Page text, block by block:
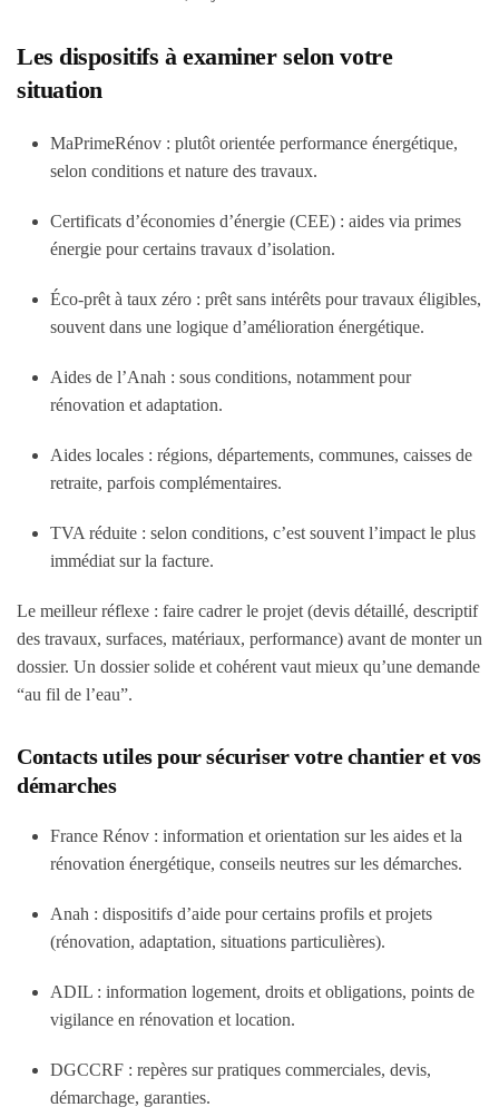
Les dispositifs à examiner selon votre
situation
MaPrimeRénov : plutôt orientée performance énergétique,
selon conditions et nature des travaux.
Certificats d’économies d’énergie (CEE) : aides via primes
énergie pour certains travaux d’isolation.
Éco-prêt à taux zéro : prêt sans intérêts pour travaux éligibles,
souvent dans une logique d’amélioration énergétique.
Aides de l’Anah : sous conditions, notamment pour
rénovation et adaptation.
Aides locales : régions, départements, communes, caisses de
retraite, parfois complémentaires.
TVA réduite : selon conditions, c’est souvent l’impact le plus
immédiat sur la facture.
Le meilleur réflexe : faire cadrer le projet (devis détaillé, descriptif
des travaux, surfaces, matériaux, performance) avant de monter un
dossier. Un dossier solide et cohérent vaut mieux qu’une demande
“au fil de l’eau”.
Contacts utiles pour sécuriser votre chantier et vos
démarches
France Rénov : information et orientation sur les aides et la
rénovation énergétique, conseils neutres sur les démarches.
Anah : dispositifs d’aide pour certains profils et projets
(rénovation, adaptation, situations particulières).
ADIL : information logement, droits et obligations, points de
vigilance en rénovation et location.
DGCCRF : repères sur pratiques commerciales, devis,
démarchage, garanties.